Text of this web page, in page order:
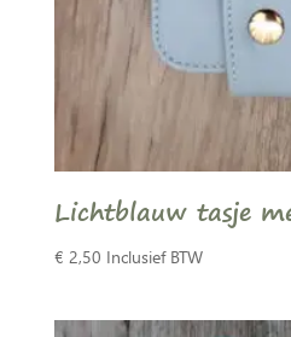
Lichtblauw tasje
€ 2,50 Inclusief BTW